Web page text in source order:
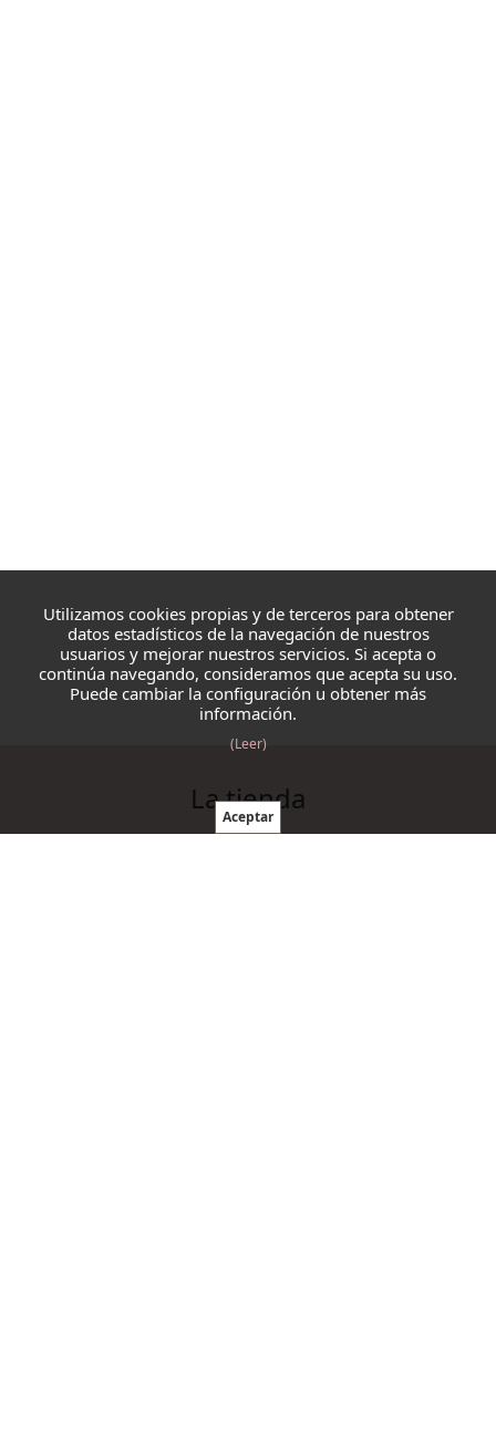
Utilizamos cookies propias y de terceros para obtener
datos estadísticos de la navegación de nuestros
usuarios y mejorar nuestros servicios. Si acepta o
continúa navegando, consideramos que acepta su uso.
Puede cambiar la configuración u obtener más
información.
(Leer)
La tienda
Blazmo